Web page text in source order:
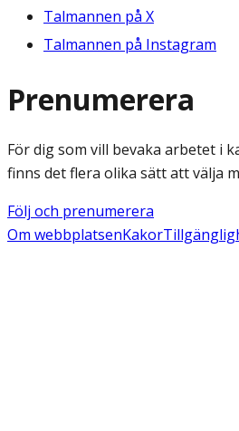
Talmannen på X
Talmannen på Instagram
Prenumerera
För dig som vill bevaka arbetet i
finns det flera olika sätt att välja
Följ och prenumerera
Om webbplatsenKakor